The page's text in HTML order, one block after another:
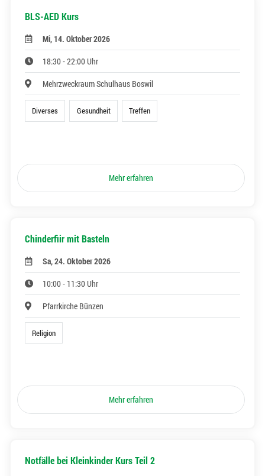
BLS-AED Kurs
Mi, 14. Oktober 2026
18:30 - 22:00 Uhr
Mehrzweckraum Schulhaus Boswil
Diverses Gesundheit Treffen
Mehr erfahren
Chinderfiir mit Basteln
Sa, 24. Oktober 2026
10:00 - 11:30 Uhr
Pfarrkirche Bünzen
Religion
Mehr erfahren
Notfälle bei Kleinkinder Kurs Teil 2